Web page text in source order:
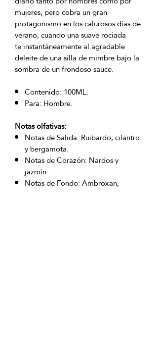
mujeres, pero cobra un gran
protagonismo en los calurosos días de
verano, cuando una suave rociada
te instantáneamente al agradable
deleite de una silla de mimbre bajo la
sombra de un frondoso sauce.
Contenido: 100ML.
Para: Hombre.
Notas olfativas:
Notas de Salida: Ruibardo, cilantro
y bergamota.
Notas de Corazón: Nardos y
jazmín.
Notas de Fondo: Ambroxan,